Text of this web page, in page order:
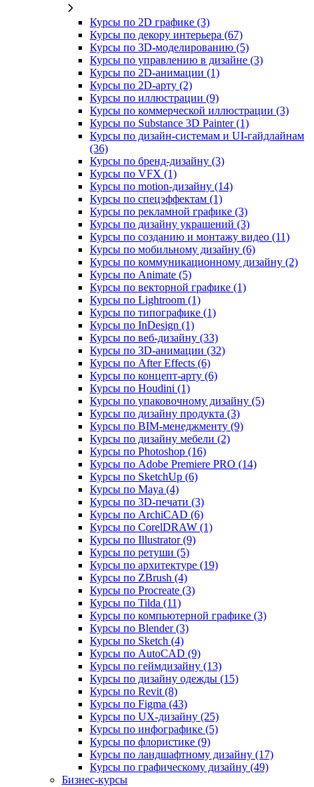
Курсы по 2D графике (3)
Курсы по декору интерьера (67)
Курсы по 3D‑моделированию (5)
Курсы по управлению в дизайне (3)
Курсы по 2D‑анимации (1)
Курсы по 2D‑арту (2)
Курсы по иллюстрации (9)
Курсы по коммерческой иллюстрации (3)
Курсы по Substance 3D Painter (1)
Курсы по дизайн-системам и UI-гайдлайнам
(36)
Курсы по бренд‑дизайну (3)
Курсы по VFX (1)
Курсы по motion-дизайну (14)
Курсы по спецэффектам (1)
Курсы по рекламной графике (3)
Курсы по дизайну украшений (3)
Курсы по созданию и монтажу видео (11)
Курсы по мобильному дизайну (6)
Курсы по коммуникационному дизайну (2)
Курсы по Animate (5)
Курсы по векторной графике (1)
Курсы по Lightroom (1)
Курсы по типографике (1)
Курсы по InDesign (1)
Курсы по веб‑дизайну (33)
Курсы по 3D‑анимации (32)
Курсы по After Effects (6)
Курсы по концепт‑арту (6)
Курсы по Houdini (1)
Курсы по упаковочному дизайну (5)
Курсы по дизайну продукта (3)
Курсы по BIM‑менеджменту (9)
Курсы по дизайну мебели (2)
Курсы по Photoshop (16)
Курсы по Adobe Premiere PRO (14)
Курсы по SketchUp (6)
Курсы по Maya (4)
Курсы по 3D-печати (3)
Курсы по ArchiCAD (6)
Курсы по CorelDRAW (1)
Курсы по Illustrator (9)
Курсы по ретуши (5)
Курсы по архитектуре (19)
Курсы по ZBrush (4)
Курсы по Procreate (3)
Курсы по Tilda (11)
Курсы по компьютерной графике (3)
Курсы по Blender (3)
Курсы по Sketch (4)
Курсы по AutoCAD (9)
Курсы по геймдизайну (13)
Курсы по дизайну одежды (15)
Курсы по Revit (8)
Курсы по Figma (43)
Курсы по UX‑дизайну (25)
Курсы по инфографике (5)
Курсы по флористике (9)
Курсы по ландшафтному дизайну (17)
Курсы по графическому дизайну (49)
Бизнес-курсы